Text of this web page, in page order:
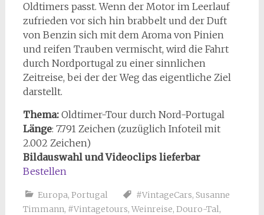
Oldtimers passt. Wenn der Motor im Leerlauf
zufrieden vor sich hin brabbelt und der Duft
von Benzin sich mit dem Aroma von Pinien
und reifen Trauben vermischt, wird die Fahrt
durch Nordportugal zu einer sinnlichen
Zeitreise, bei der der Weg das eigentliche Ziel
darstellt.
Thema: Oldtimer-Tour durch Nord-Portugal
Länge: 7.791 Zeichen (zuzüglich Infoteil mit
2.002 Zeichen)
Bildauswahl und Videoclips lieferbar
Bestellen
Europa, Portugal #VintageCars, Susanne
Timmann, #Vintagetours, Weinreise, Douro-Tal,